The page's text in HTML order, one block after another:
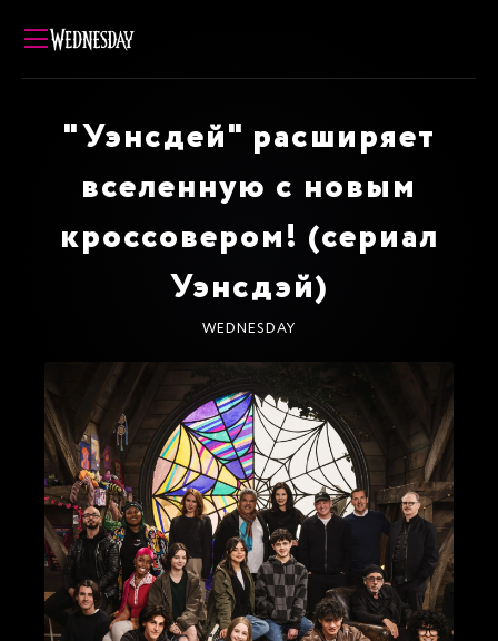
"Уэнсдей" расширяет
вселенную с новым
кроссовером! (сериал
Уэнсдэй)
WEDNESDAY